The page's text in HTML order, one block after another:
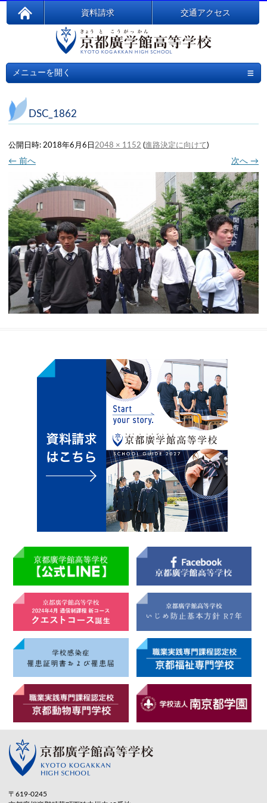
資料請求 交通アクセス
メニューを開く ≡
DSC_1862
公開日時: 2018年6月6日 2048 × 1152 (進路決定に向けて )
← 前へ 次へ →
〒619-0245